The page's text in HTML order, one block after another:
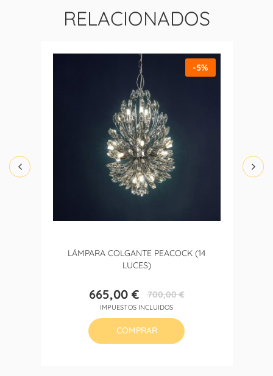
RELACIONADOS
LÁMPARA COLGANTE PEACOCK (14
LUCES)
Precio
665,00 €Precio
base
700,00 €
IMPUESTOS INCLUIDOS
-5%
COMPRAR